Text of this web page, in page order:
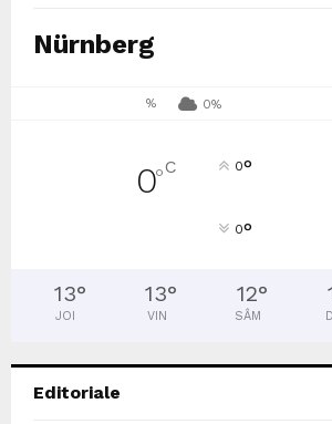
Nürnberg
% 0%
0°C 0°
0°
13°
JOI
13°
VIN
12°
SÂM
Editoriale